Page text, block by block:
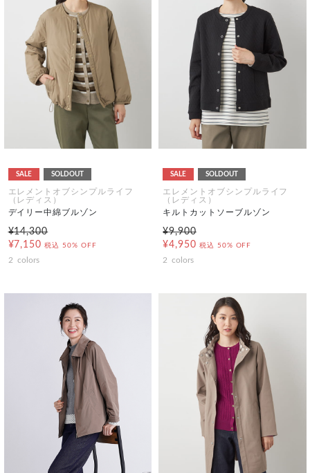
SALE SOLDOUT
エレメントオブシンプルライフ
（レディス）
デイリー中綿ブルゾン
¥14,300
¥7,150 税込 50% OFF
2 colors
SALE SOLDOUT
エレメントオブシンプルライフ
（レディス）
キルトカットソーブルゾン
¥9,900
¥4,950 税込 50% OFF
2 colors